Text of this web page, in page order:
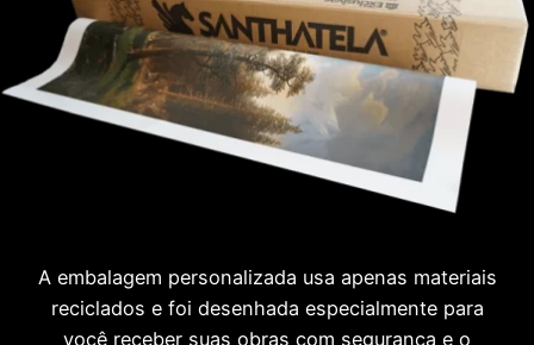
A embalagem personalizada usa apenas materiais
reciclados e foi desenhada especialmente para
você receber suas obras com segurança e o